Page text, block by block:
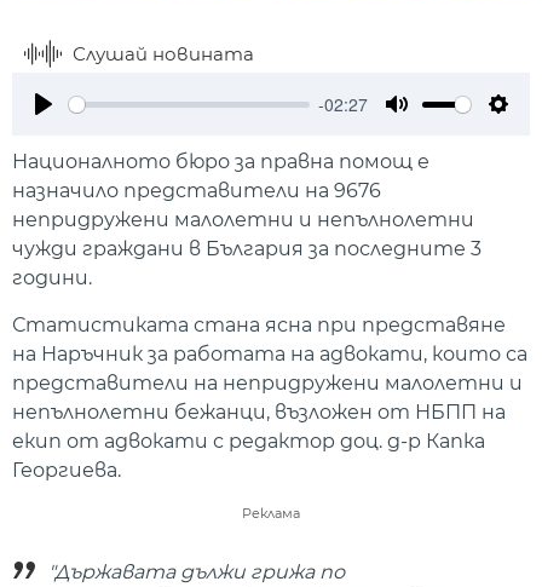
Слушай новината
-02:27
Националното бюро за правна помощ е
назначило представители на 9676
непридружени малолетни и непълнолетни
чужди граждани в България за последните 3
години.
Статистиката стана ясна при представяне
на Наръчник за работата на адвокати, които са
представители на непридружени малолетни и
непълнолетни бежанци, възложен от НБПП на
екип от адвокати с редактор доц. д-р Капка
Георгиева.
Реклама
"Държавата дължи грижа по